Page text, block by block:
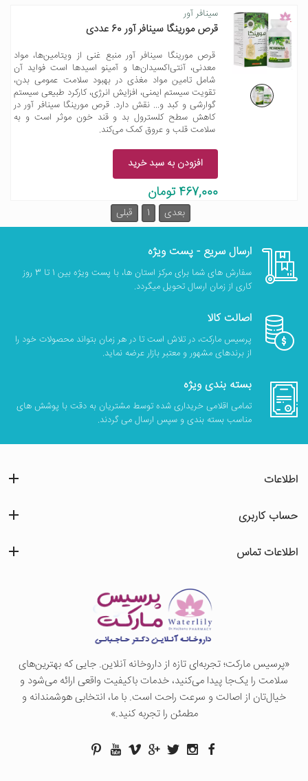
سینافر آور
قرص مورینگا سینافر آور 60 عددی
قرص مورینگا سینافر آور منبع غنی از ویتامین‌ها، مواد
معدنی، آنتی‌اکسیدان‌ها و آمینو اسیدها است فواید آن
شامل تامین مواد مغذی در بهبود سلامت عمومی بدن،
تقویت سیستم ایمنی، افزایش انرژی، کارکرد طبیعی سیستم
گوارشی و کبد و... نقش دارد. قرص مورینگا سینافر آور در
کاهش سطح کلسترول بد و قند خون موثر است و به
سلامت قلب و عروق کمک می‌کند.
افزودن به سبد خرید
467,000 تومان
قبلی 1 بعدی
ارسال سریع - پست ویژه
سفارش های شما برای مرکز استان ها، با پست ویژه بین 1 تا 3 روز
کاری از زمان ارسال تحویل میگردد.
اصالت کالا
پرسیس مارکت، در تلاش است تا در هر زمان بتواند محصولات خود را
از برندهای مشهور و معتبر بازار عرضه نماید.
بسته بندی ویژه
تمامی اقلامی خریداری شده توسط مشتریان به دقت با پوشش های
مناسب بسته بندی و سپس ارسال می گردند.
«پرسيس ماركت؛ تجربه‌ای تازه از داروخانه آنلاین. جایی که بهترین‌های
سلامت را یک‌جا پیدا می‌کنید، خدمات باکیفیت واقعی ارائه می‌شود و
خیال‌تان از اصالت و سرعت راحت است. با ما، انتخابی هوشمندانه و
مطمئن را تجربه کنید.»
اطلاعات
حساب کاربری
اطلاعات تماس